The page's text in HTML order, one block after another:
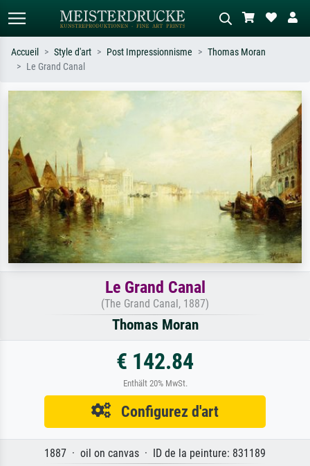
nu.
tableau sombre, nu debout près d'un
Accueil Style d'art Post Impressionnisme
Thomas Moran
Le Grand Canal
Le Grand Canal
(The Grand Canal, 1887)
Thomas Moran
€ 142.84
Enthält 20% MwSt.
Configurez d'art
1887 · oil on canvas · ID de la peinture: 831189